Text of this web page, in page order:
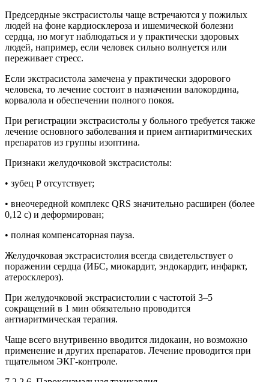
Предсердные экстрасистолы чаще встречаются у пожилых
людей на фоне кардиосклероза и ишемической болезни
сердца, но могут наблюдаться и у практически здоровых
людей, например, если человек сильно волнуется или
переживает стресс.
Если экстрасистола замечена у практически здорового
человека, то лечение состоит в назначении валокордина,
корвалола и обеспечении полного покоя.
При регистрации экстрасистолы у больного требуется также
лечение основного заболевания и прием антиаритмических
препаратов из группы изоптина.
Признаки желудочковой экстрасистолы:
• зубец Р отсутствует;
• внеочередной комплекс QRS значительно расширен (более
0,12 с) и деформирован;
• полная компенсаторная пауза.
Желудочковая экстрасистолия всегда свидетельствует о
поражении сердца (ИБС, миокардит, эндокардит, инфаркт,
атеросклероз).
При желудочковой экстрасистолии с частотой 3–5
сокращений в 1 мин обязательно проводится
антиаритмическая терапия.
Чаще всего внутривенно вводится лидокаин, но возможно
применение и других препаратов. Лечение проводится при
тщательном ЭКГ-контроле.